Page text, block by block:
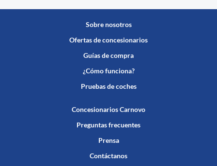
Sobre nosotros
Ofertas de concesionarios
Guías de compra
¿Cómo funciona?
Pruebas de coches
Concesionarios Carnovo
Preguntas frecuentes
Prensa
Contáctanos